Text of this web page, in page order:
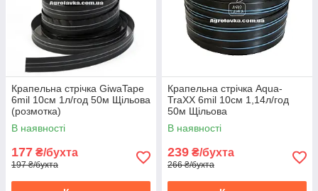
Крапельна стрічка GiwaTape
6mil 10см 1л/год 50м Щільова
(розмотка)
В наявності
177 ₴/бухта
197 ₴/бухта
Крапельна стрічка Aqua-
TraXX 6mil 10см 1,14л/год
50м Щільова
В наявності
239 ₴/бухта
266 ₴/бухта